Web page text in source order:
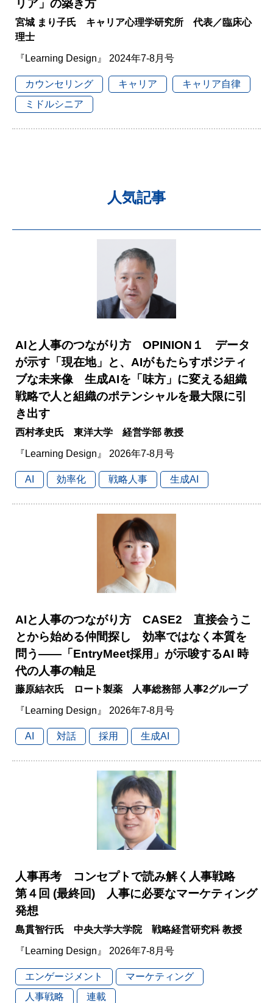
リア」の築き方
宮城 まり子氏 キャリア心理学研究所 代表／臨床心
理士
『Learning Design』 2024年7-8月号
カウンセリング キャリア
キャリア自律
ミドルシニア
人気記事
AIと人事のつながり方 OPINION１ データ
が示す「現在地」と、AIがもたらすポジティ
ブな未来像 生成AIを「味方」に変える組織
戦略で人と組織のポテンシャルを最大限に引
き出す
西村孝史氏 東洋大学 経営学部 教授
『Learning Design』 2026年7-8月号
AI 効率化 戦略人事 生成AI
AIと人事のつながり方 CASE2 直接会うこ
とから始める仲間探し 効率ではなく本質を
問う――「EntryMeet採用」が示唆するAI 時
代の人事の軸足
藤原結衣氏 ロート製薬 人事総務部 人事2グループ
『Learning Design』 2026年7-8月号
AI 対話 採用 生成AI
人事再考 コンセプトで読み解く人事戦略
第４回 (最終回) 人事に必要なマーケティング
発想
島貫智行氏 中央大学大学院 戦略経営研究科 教授
『Learning Design』 2026年7-8月号
エンゲージメント
マーケティング
人事戦略
連載